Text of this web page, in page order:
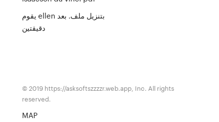
يقوم ellen بتنزيل ملف. بعد
دقيقتين
© 2019 https://asksoftszzzzr.web.app, Inc. All rights
reserved.
MAP